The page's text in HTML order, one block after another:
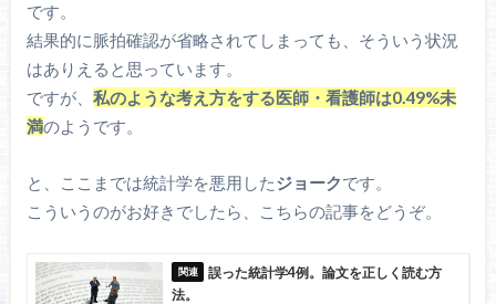
です。
結果的に脈拍確認が省略されてしまっても、そういう状況
はありえると思っています。
ですが、 私のような考え方をする医師・看護師は0.49%未
満のようです。
と、ここまでは統計学を悪用したジョークです。
こういうのがお好きでしたら、こちらの記事をどうぞ。
誤った統計学4例。論文を正しく読む方
法。